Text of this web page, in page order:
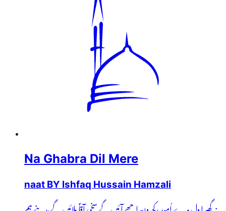
Na Ghabra Dil Mere
naat BY Ishfaq Hussain Hamzali